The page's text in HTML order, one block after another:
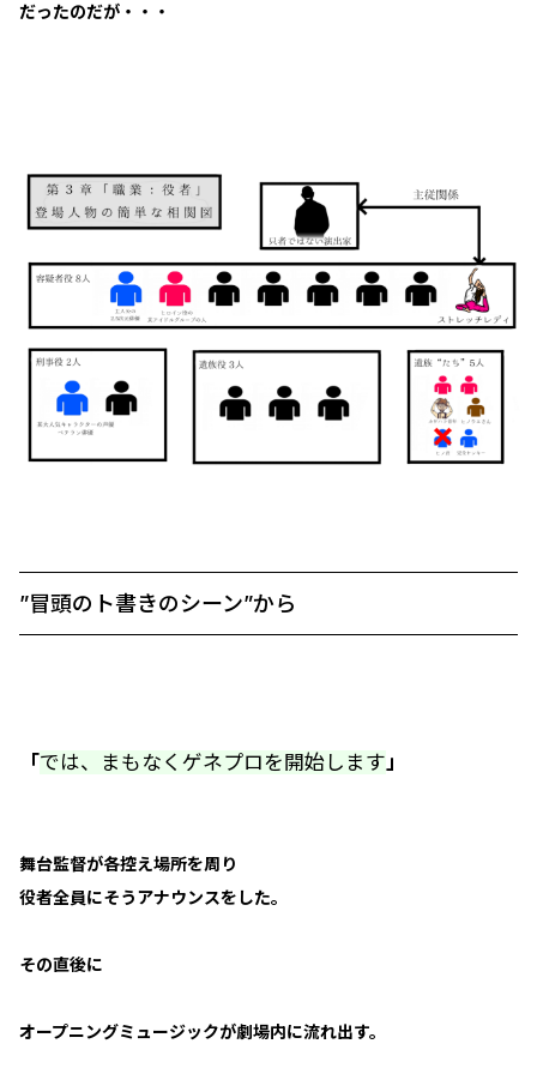
だったのだが・・・
”冒頭のト書きのシーン”から
「では、まもなくゲネプロを開始します」
舞台監督が各控え場所を周り
役者全員にそうアナウンスをした。
その直後に
オープニングミュージックが劇場内に流れ出す。